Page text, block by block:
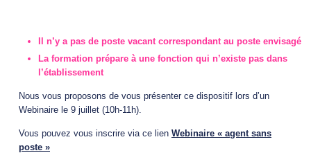
Il n’y a pas de poste vacant correspondant au poste envisagé
La formation prépare à une fonction qui n’existe pas dans
l’établissement
Nous vous proposons de vous présenter ce dispositif lors d’un
Webinaire le 9 juillet (10h-11h).
Vous pouvez vous inscrire via ce lien Webinaire « agent sans
poste »